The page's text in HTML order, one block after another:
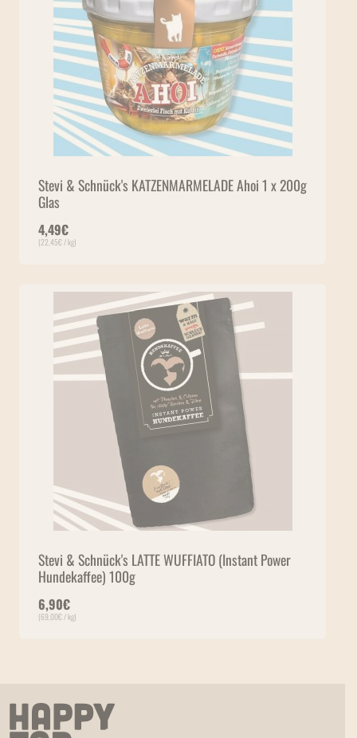
Stevi & Schnück's KATZENMARMELADE Ahoi 1 x 200g
Glas
4,49€
(22,45€ / kg)
Stevi & Schnück's LATTE WUFFIATO (Instant Power
Hundekaffee) 100g
6,90€
(69,00€ / kg)